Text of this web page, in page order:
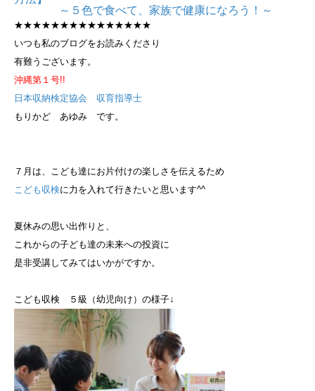
～５色で食べて、家族で健康になろう！～
★★★★★★★★★★★★★★★
いつも私のブログをお読みくださり
有難うございます。
沖縄第１号!!
日本収納検定協会 収育指導士
もりかど あゆみ です。
７月は、こども達にお片付けの楽しさを伝えるため
こども収検に力を入れて行きたいと思います^^
夏休みの思い出作りと、
これからの子ども達の未来への投資に
是非受講してみてはいかがですか。
こども収検 ５級（幼児向け）の様子↓